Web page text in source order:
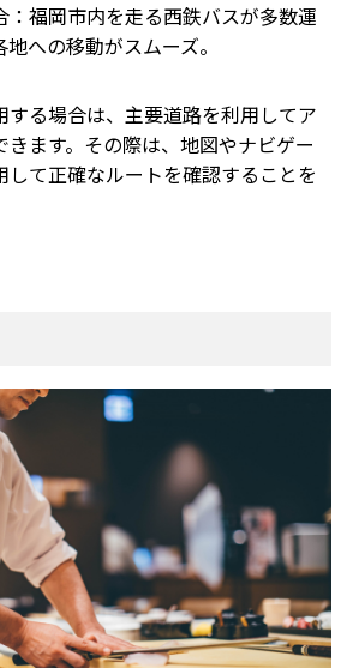
：福岡市内を走る西鉄バスが多数運
への移動がスムーズ。
する場合は、主要道路を利用してア
ます。その際は、地図やナビゲー
して正確なルートを確認することを